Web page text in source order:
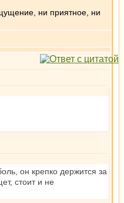
ни приятное, ни
он крепко держится за
стоит и не